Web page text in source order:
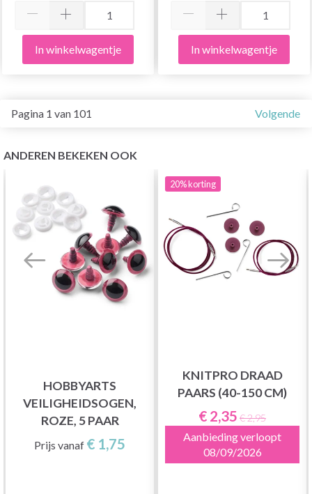
In winkelwagentje In winkelwagentje
Pagina 1 van 101 Volgende
ANDEREN BEKEKEN OOK
HOBBYARTS
VEILIGHEIDSOGEN,
ROZE, 5 PAAR
Prijs vanaf € 1,75
20%korting
KNITPRO DRAAD
PAARS (40-150 CM)
€ 2,35 € 2,95
Aanbieding verloopt
08/09/2026